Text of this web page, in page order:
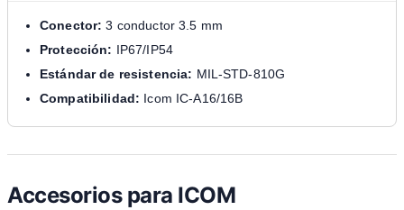
Conector: 3 conductor 3.5 mm
Protección: IP67/IP54
Estándar de resistencia: MIL-STD-810G
Compatibilidad: Icom IC-A16/16B
Accesorios para ICOM